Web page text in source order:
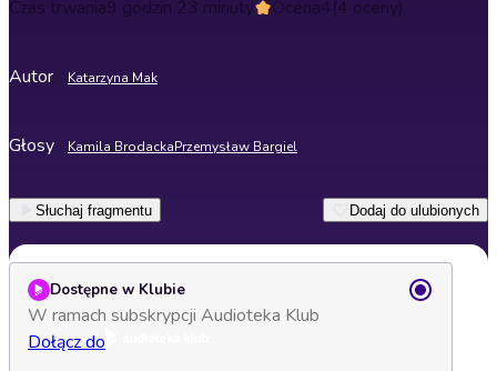
Czas trwania9 godzin 23 minuty Ocena4(4 oceny)
Autor Katarzyna Mak
Głosy Kamila BrodackaPrzemysław Bargiel
Słuchaj fragmentu Dodaj do ulubionych
Dostępne w Klubie
W ramach subskrypcji Audioteka Klub
Dołącz do